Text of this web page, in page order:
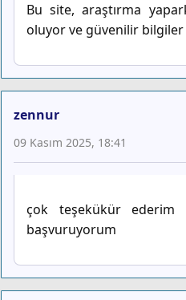
Bu site, araştırma
oluyor ve güvenilir bilgiler
zennur
09 Kasım 2025, 18:41
çok teşekükür
başvuruyorum